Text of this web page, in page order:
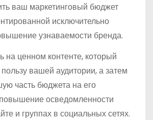
ваш маркетинговый бюджет
исключительно
узнаваемости бренда.
на ценном контенте, который
вашей аудитории, а затем
часть бюджета на его
осведомленности
и группах в социальных сетях.